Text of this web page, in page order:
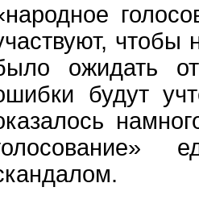
чтобы
ожидать
будут